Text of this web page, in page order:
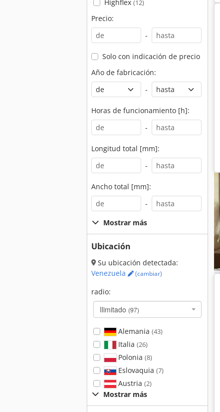
Highflex (12)
Precio:
-
Solo con indicación de precio
Año de fabricación:
-
Horas de funcionamiento [h]:
-
Longitud total [mm]:
-
Ancho total [mm]:
-
Mostrar más
Ubicación
Su ubicación detectada:
Venezuela
(cambiar)
radio:
Ilimitado (97)
Alemania (43)
Italia (26)
Polonia (8)
Eslovaquia (7)
Austria (2)
Mostrar más